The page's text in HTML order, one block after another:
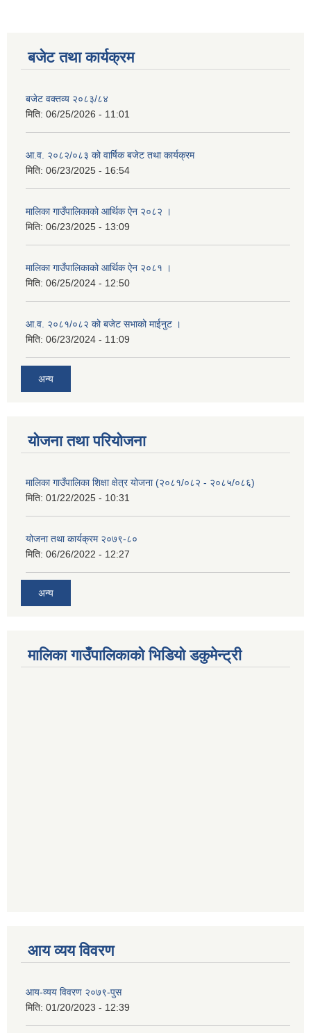
बजेट तथा कार्यक्रम
बजेट वक्तव्य २०८३/८४
मिति: 06/25/2026 - 11:01
आ.व. २०८२/०८३ को वार्षिक बजेट तथा कार्यक्रम
मिति: 06/23/2025 - 16:54
मालिका गाउँपालिकाको आर्थिक ऐन २०८२ ।
मिति: 06/23/2025 - 13:09
मालिका गाउँपालिकाको आर्थिक ऐन २०८१ ।
मिति: 06/25/2024 - 12:50
आ.व. २०८१/०८२ को बजेट सभाको माईनुट ।
मिति: 06/23/2024 - 11:09
अन्य
योजना तथा परियोजना
मालिका गाउँपालिका शिक्षा क्षेत्र योजना (२०८१/०८२ - २०८५/०८६)
मिति: 01/22/2025 - 10:31
योजना तथा कार्यक्रम २०७९-८०
मिति: 06/26/2022 - 12:27
अन्य
मालिका गाउँपालिकाको भिडियो डकुमेन्ट्री
आय व्यय विवरण
आय-व्यय विवरण २०७९-पुस
मिति: 01/20/2023 - 12:39